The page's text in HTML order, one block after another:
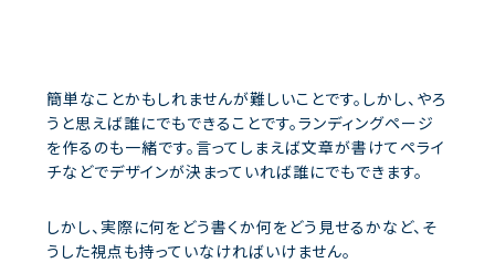
簡単なことかもしれませんが難しいことです。しかし、やろ
うと思えば誰にでもできることです。ランディングページ
を作るのも一緒です。言ってしまえば文章が書けてペライ
チなどでデザインが決まっていれば誰にでもできます。
しかし、実際に何をどう書くか何をどう見せるかなど、そ
うした視点も持っていなければいけません。